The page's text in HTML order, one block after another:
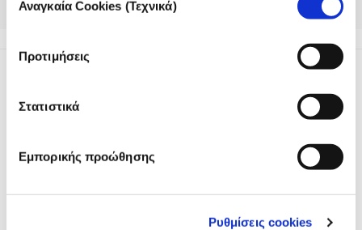
συγκατάθεσης
Αναγκαία Cookies (Τεχνικά)
Προτιμήσεις
Στατιστικά
Εμπορικής προώθησης
Ρυθμίσεις cookies
Το iMEdD είναι ένας μη κερδοσκοπικός δημοσιογραφικός
το Ίδρυμα Σταύρος Νιάρχος (ΙΣΝ). Αποστολή του είναι η
ενίσχυση της διαφάνειας, της αξιοπιστίας και της